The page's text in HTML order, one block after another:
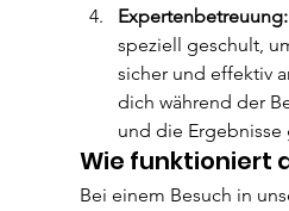
Expertenbetreuung:
speziell geschult,
sicher und effektiv
dich während der
und die Ergebnisse
Wie funktioniert
Bei einem Besuch in